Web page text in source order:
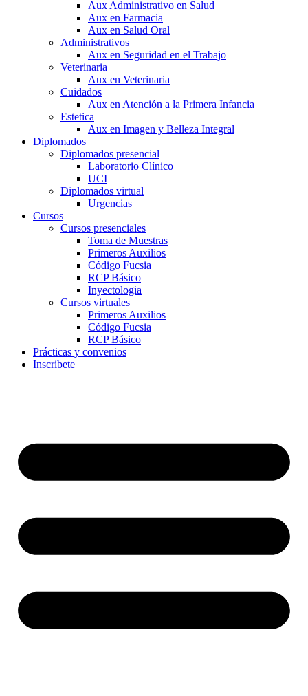
Aux Administrativo en Salud
Aux en Farmacia
Aux en Salud Oral
Administrativos
Aux en Seguridad en el Trabajo
Veterinaria
Aux en Veterinaria
Cuidados
Aux en Atención a la Primera Infancia
Estetica
Aux en Imagen y Belleza Integral
Diplomados
Diplomados presencial
Laboratorio Clínico
UCI
Diplomados virtual
Urgencias
Cursos
Cursos presenciales
Toma de Muestras
Primeros Auxilios
Código Fucsia
RCP Básico
Inyectologia
Cursos virtuales
Primeros Auxilios
Código Fucsia
RCP Básico
Prácticas y convenios
Inscribete